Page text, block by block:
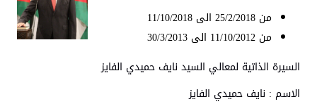
من 25/2/2018 الى 11/10/2018
من 11/10/2012 الى 30/3/2013
السيرة الذاتية لمعالي السيد نايف حميدي الفايز
الاسم : نايف حميدي الفايز